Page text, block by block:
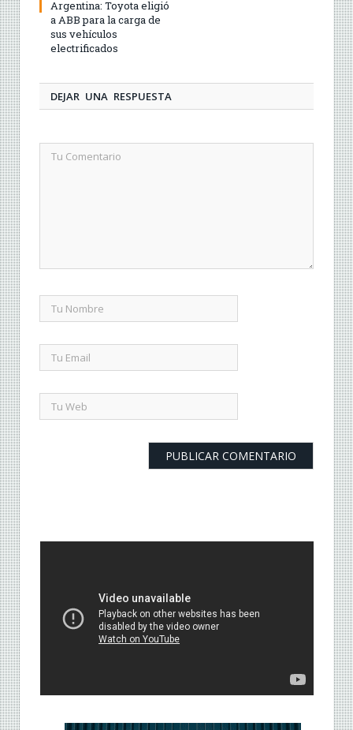
Argentina: Toyota eligió
a ABB para la carga de
sus vehículos
electrificados
DEJAR UNA RESPUESTA